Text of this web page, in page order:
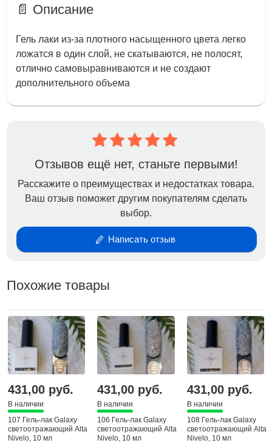
📄 Описание
Гель лаки из-за плотного насыщенного цвета легко
ложатся в один слой, не скатываются, не полосят,
отлично самовыравниваются и не создают
дополнительного объема
Отзывов ещё нет, станьте первыми!
Расскажите о преимуществах и недостатках товара.
Ваш отзыв поможет другим покупателям сделать
выбор.
Написать отзыв
Похожие товары
431,00 руб.
В наличии
107 Гель-лак Galaxy
светоотражающий Alta
Nivelo, 10 мл
431,00 руб.
В наличии
106 Гель-лак Galaxy
светоотражающий Alta
Nivelo, 10 мл
431,00 руб.
В наличии
108 Гель-лак Galaxy
светоотражающий Alta
Nivelo, 10 мл